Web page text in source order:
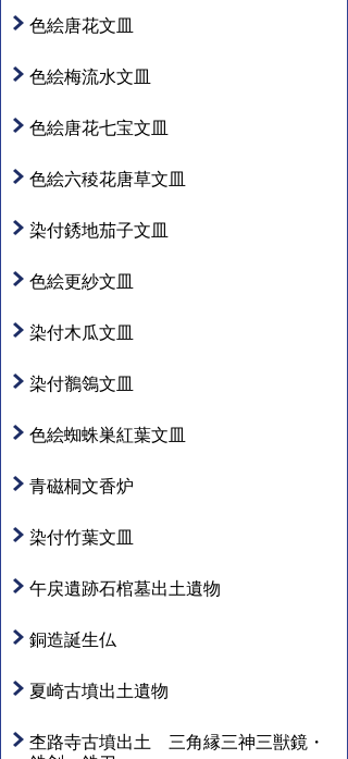
色絵唐花文皿
色絵梅流水文皿
色絵唐花七宝文皿
色絵六稜花唐草文皿
染付銹地茄子文皿
色絵更紗文皿
染付木瓜文皿
染付鶺鴒文皿
色絵蜘蛛巣紅葉文皿
青磁桐文香炉
染付竹葉文皿
午戻遺跡石棺墓出土遺物
銅造誕生仏
夏崎古墳出土遺物
杢路寺古墳出土 三角縁三神三獣鏡・